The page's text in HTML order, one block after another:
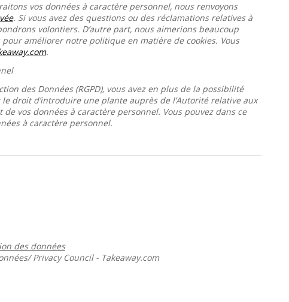
vos données à caractère personnel, nous renvoyons
. Si vous avez des questions ou des réclamations relatives à
volontiers. D’autre part, nous aimerions beaucoup
améliorer notre politique en matière de cookies. Vous
.
des Données (RGPD), vous avez en plus de la possibilité
droit d’introduire une plante auprès de l’Autorité relative aux
vos données à caractère personnel. Vous pouvez dans ce
à caractère personnel.
des données
Privacy Council - Takeaway.com